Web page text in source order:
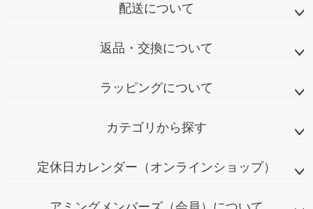
配送について
返品・交換について
ラッピングについて
カテゴリから探す
定休日カレンダー（オンラインショップ）